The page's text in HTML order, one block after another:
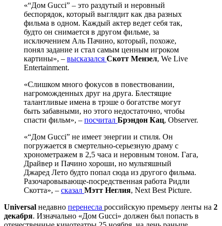
«“Дом Gucci” – это раздутый и неровный
беспорядок, который выглядит как два разных
фильма в одном. Каждый актер ведет себя так,
будто он снимается в другом фильме, за
исключением Аль Пачино, который, похоже,
понял задание и стал самым ценным игроком
картины», – высказался Скотт Мензел, We Live
Entertainment.
«Слишком много фокусов в повествовании,
нагроможденных друг на друга. Блестящие
талантливые имена в трэше о богатстве могут
быть забавными, но этого недостаточно, чтобы
спасти фильм», – посчитал Брэндон Кац, Observer.
«“Дом Gucci” не имеет энергии и стиля. Он
погружается в смертельно-серьезную драму с
хронометражем в 2,5 часа и неровным тоном. Гага,
Драйвер и Пачино хороши, но мультяшный
Джаред Лето будто попал сюда из другого фильма.
Разочаровывающе-посредственная работа Ридли
Скотта», – сказал Мэтт Неглия, Next Best Picture.
Universal недавно перенесла российскую премьеру ленты на 2
декабря. Изначально «Дом Gucci» должен был попасть в